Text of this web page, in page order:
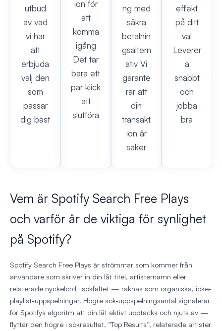
utbud
av vad
vi har
att
erbjuda
välj den
som
passar
dig bäst
ion för
att
komma
igång
Det tar
bara ett
par klick
att
slutföra
ng med
säkra
betalnin
gsaltern
ativ Vi
garante
rar att
din
transakt
ion är
säker
effekt
på ditt
val
Leverer
a
snabbt
och
jobba
bra
Vem är Spotify Search Free Plays
och varför är de viktiga för synlighet
på Spotify?
Spotify Search Free Plays är strömmar som kommer från
användare som skriver in din låt titel, artisternamn eller
relaterade nyckelord i sökfältet — räknas som organiska, icke-
playlist-uppspelningar. Högre sök-uppspelningsantal signalerar
för Spotifys algoritm att din låt aktivt upptäcks och njuts av —
flyttar den högre i sökresultat, “Top Results”, relaterade artister